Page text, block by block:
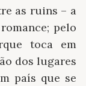
as ruins – a
pelo
toca em
dos lugares
país que se